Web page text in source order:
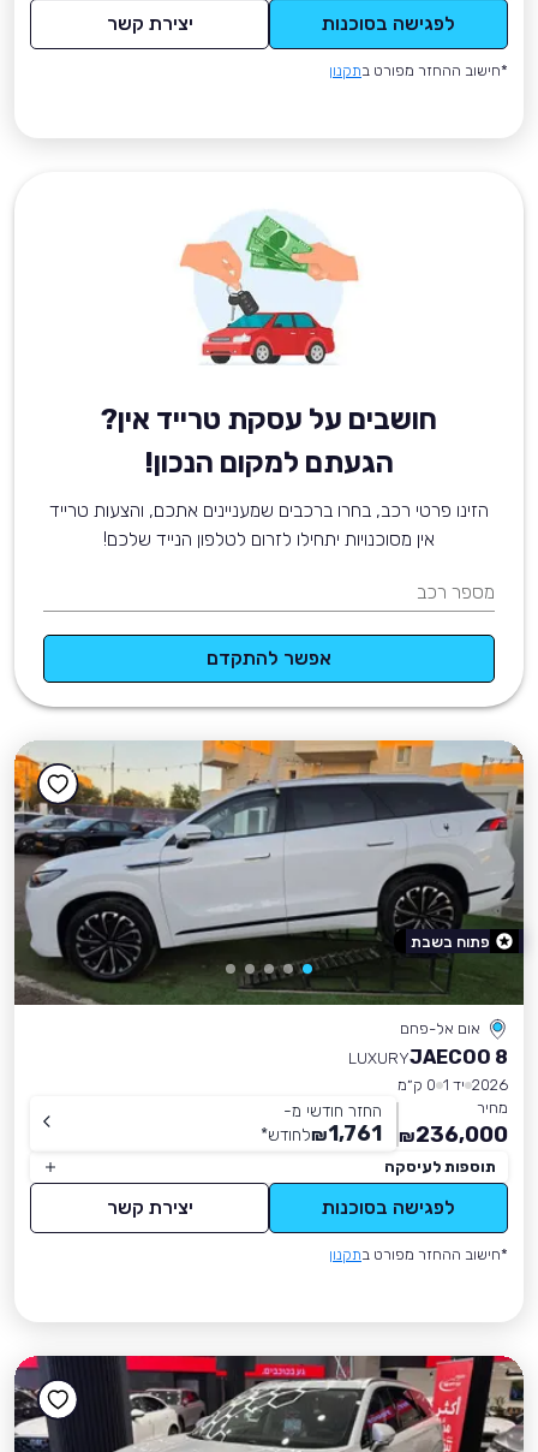
לפגישה בסוכנות יצירת קשר
*חישוב ההחזר מפורט בתקנון
חושבים על עסקת טרייד אין?
הגעתם למקום הנכון!
הזינו פרטי רכב, בחרו ברכבים שמעניינים אתכם, והצעות טרייד
אין מסוכנויות יתחילו לזרום לטלפון הנייד שלכם!
מספר רכב
אפשר להתקדם
אום אל-פחם
JAECOO 8
LUXURY
2026 יד 1
0 ק״מ
מחיר
236,000
₪
החזר חודשי מ-
1,761
₪לחודש*
תוספות לעיסקה
לפגישה בסוכנות יצירת קשר
*חישוב ההחזר מפורט בתקנון
פתוח בשבת